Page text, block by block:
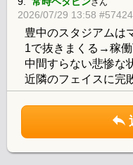
さん
2026/07/29 13:58
豊中のスタジアムは
1で抜きまくる→稼
中間すらない悲惨な
近隣のフェイスに完